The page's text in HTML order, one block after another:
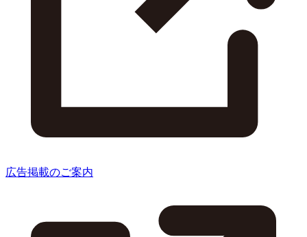
広告掲載のご案内